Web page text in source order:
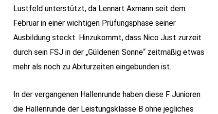
Lustfeld unterstützt, da Lennart Axmann seit dem
Februar in einer wichtigen Prüfungsphase seiner
Ausbildung steckt. Hinzukommt, dass Nico Just zurzeit
durch sein FSJ in der „Güldenen Sonne“ zeitmäßig etwas
mehr als noch zu Abiturzeiten eingebunden ist.
In der vergangenen Hallenrunde haben diese F Junioren
die Hallenrunde der Leistungsklasse B ohne jegliches